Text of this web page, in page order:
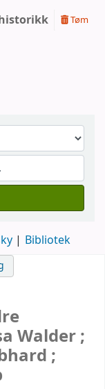
Tøm
Bibliotek
Walder ;
;